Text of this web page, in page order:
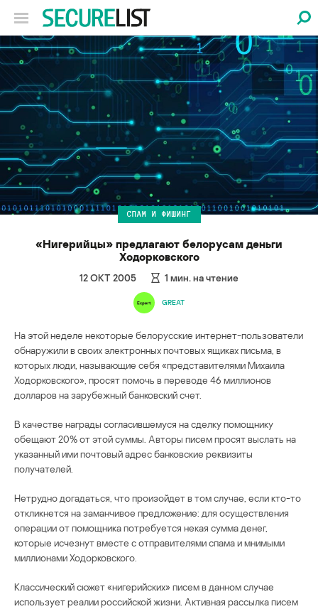
СПАМ И ФИШИНГ
«Нигерийцы» предлагают белорусам деньги
Ходорковского
12 ОКТ 2005 1 мин. на чтение
GREAT
На этой неделе некоторые белорусские интернет-пользователи
обнаружили в своих электронных почтовых ящиках письма, в
которых люди, называющие себя «представителями Михаила
Ходорковского», просят помочь в переводе 46 миллионов
долларов на зарубежный банковский счет.
В качестве награды согласившемуся на сделку помощнику
обещают 20% от этой суммы. Авторы писем просят выслать на
указанный ими почтовый адрес банковские реквизиты
получателей.
Нетрудно догадаться, что произойдет в том случае, если кто-то
откликнется на заманчивое предложение: для осуществления
операции от помощника потребуется некая сумма денег,
которые исчезнут вместе с отправителями спама и мнимыми
миллионами Ходорковского.
Классический сюжет «нигерийских» писем в данном случае
использует реалии российской жизни. Активная рассылка писем